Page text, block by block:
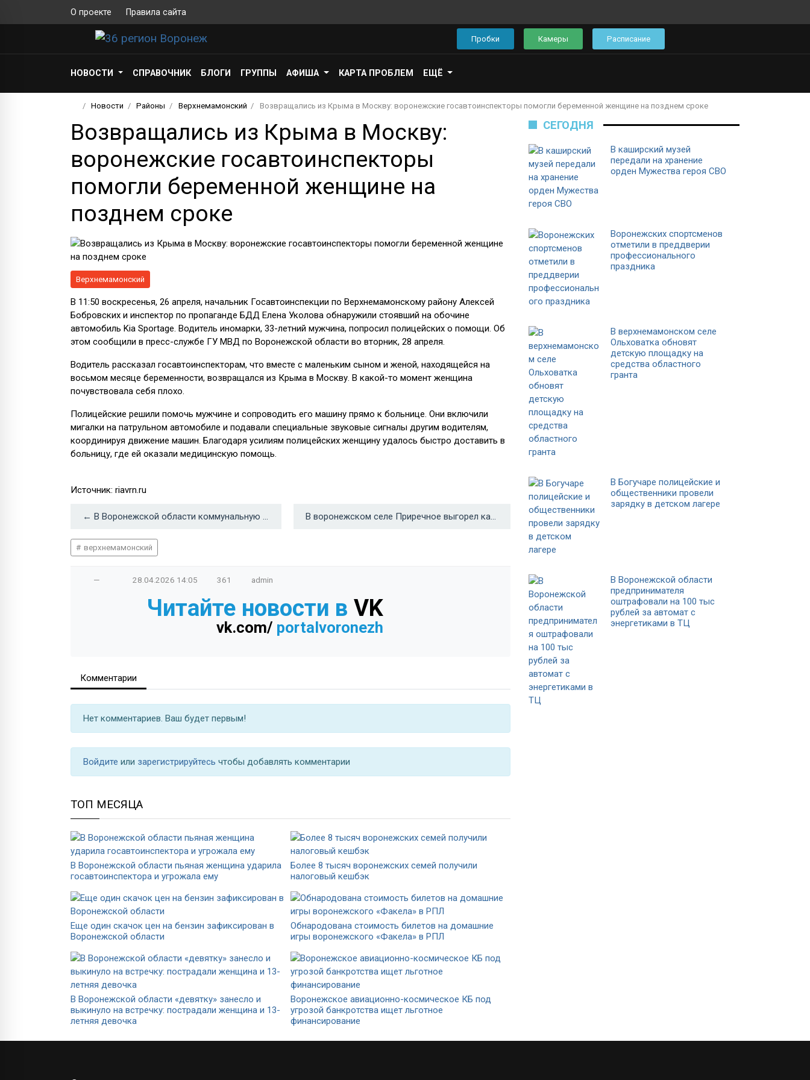
О проекте Правила сайта
Пробки Камеры Расписание
НОВОСТИ СПРАВОЧНИК БЛОГИ ГРУППЫ АФИША КАРТА ПРОБЛЕМ ЕЩЁ
Новости Районы Верхнемамонский Возвращались из Крыма в Москву: воронежские госавтоинспекторы помогли беременной женщине на позднем сроке
Возвращались из Крыма в Москву:
воронежские госавтоинспекторы
помогли беременной женщине на
позднем сроке
Верхнемамонский
В 11:50 воскресенья, 26 апреля, начальник Госавтоинспекции по Верхнемамонскому району Алексей
Бобровских и инспектор по пропаганде БДД Елена Уколова обнаружили стоявший на обочине
автомобиль Kia Sportage. Водитель иномарки, 33-летний мужчина, попросил полицейских о помощи. Об
этом сообщили в пресс-службе ГУ МВД по Воронежской области во вторник, 28 апреля.
Водитель рассказал госавтоинспекторам, что вместе с маленьким сыном и женой, находящейся на
восьмом месяце беременности, возвращался из Крыма в Москву. В какой-то момент женщина
почувствовала себя плохо.
Полицейские решили помочь мужчине и сопроводить его машину прямо к больнице. Они включили
мигалки на патрульном автомобиле и подавали специальные звуковые сигналы другим водителям,
координируя движение машин. Благодаря усилиям полицейских женщину удалось быстро доставить в
больницу, где ей оказали медицинскую помощь.
Источник: riavrn.ru
← В Воронежской области коммунальную организацию оштрафовали на 30 тыс рублей за отсутствие воды в 35 домах В воронежском селе Приречное выгорел камыш на площади почти в 1 га и пострадали 2 хозпостройки →
верхнемамонский
— 28.04.2026 14:05 361 admin
Читайте новости в VK
vk.com/ portalvoronezh
Комментарии
Нет комментариев. Ваш будет первым!
Войдите или зарегистрируйтесь чтобы добавлять комментарии
ТОП МЕСЯЦА
В Воронежской области пьяная женщина ударила
госавтоинспектора и угрожала ему
Более 8 тысяч воронежских семей получили
налоговый кешбэк
Еще один скачок цен на бензин зафиксирован в
Воронежской области
Обнародована стоимость билетов на домашние
игры воронежского «Факела» в РПЛ
В Воронежской области «девятку» занесло и
выкинуло на встречку: пострадали женщина и 13-
летняя девочка
Воронежское авиационно-космическое КБ под
угрозой банкротства ищет льготное
финансирование
СЕГОДНЯ
В каширский музей
передали на хранение
орден Мужества героя СВО
Воронежских спортсменов
отметили в преддверии
профессионального
праздника
В верхнемамонском селе
Ольховатка обновят
детскую площадку на
средства областного
гранта
В Богучаре полицейские и
общественники провели
зарядку в детском лагере
В Воронежской области
предпринимателя
оштрафовали на 100 тыс
рублей за автомат с
энергетиками в ТЦ